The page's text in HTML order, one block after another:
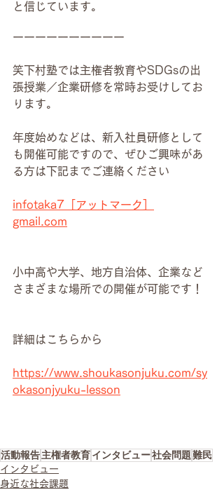
と信じています。
ーーーーーーーーーー
笑下村塾では主権者教育やSDGsの出
張授業／企業研修を常時お受けしてお
ります。
年度始めなどは、新入社員研修として
も開催可能ですので、ぜひご興味があ
る方は下記までご連絡ください
infotaka7［アットマーク］
gmail.com
小中高や大学、地方自治体、企業など
さまざまな場所での開催が可能です！
詳細はこちらから
https://www.shoukasonjuku.com/sy
okasonjyuku-lesson
活動報告主権者教育インタビュー社会問題難民
インタビュー
身近な社会課題